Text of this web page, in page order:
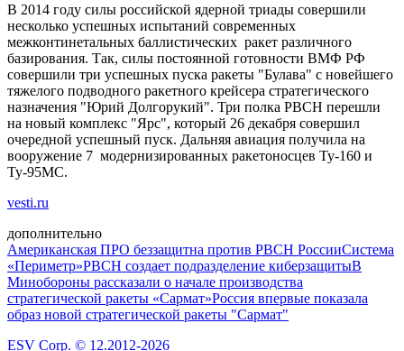
В 2014 году силы российской ядерной триады совершили
несколько успешных испытаний современных
межконтинетальных баллистических ракет различного
базирования. Так, силы постоянной готовности ВМФ РФ
совершили три успешных пуска ракеты "Булава" с новейшего
тяжелого подводного ракетного крейсера стратегического
назначения "Юрий Долгорукий". Три полка РВСН перешли
на новый комплекс "Ярс", который 26 декабря совершил
очередной успешный пуск. Дальняя авиация получила на
вооружение 7 модернизированных ракетоносцев Ту-160 и
Ту-95МС.
vesti.ru
дополнительно
Американская ПРО беззащитна против РВСН РоссииСистема
«Периметр»РВСН создает подразделение киберзащитыВ
Минобороны рассказали о начале производства
стратегической ракеты «Сармат»Россия впервые показала
образ новой стратегической ракеты "Сармат"
ESV Corp. © 12.2012-2026